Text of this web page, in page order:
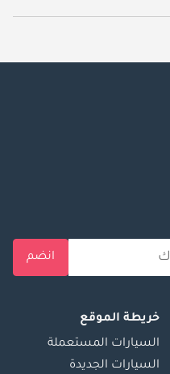
الشارقة 29,999.
انضم
خريطة الموقع
السيارات المستعملة
السيارات الجديدة